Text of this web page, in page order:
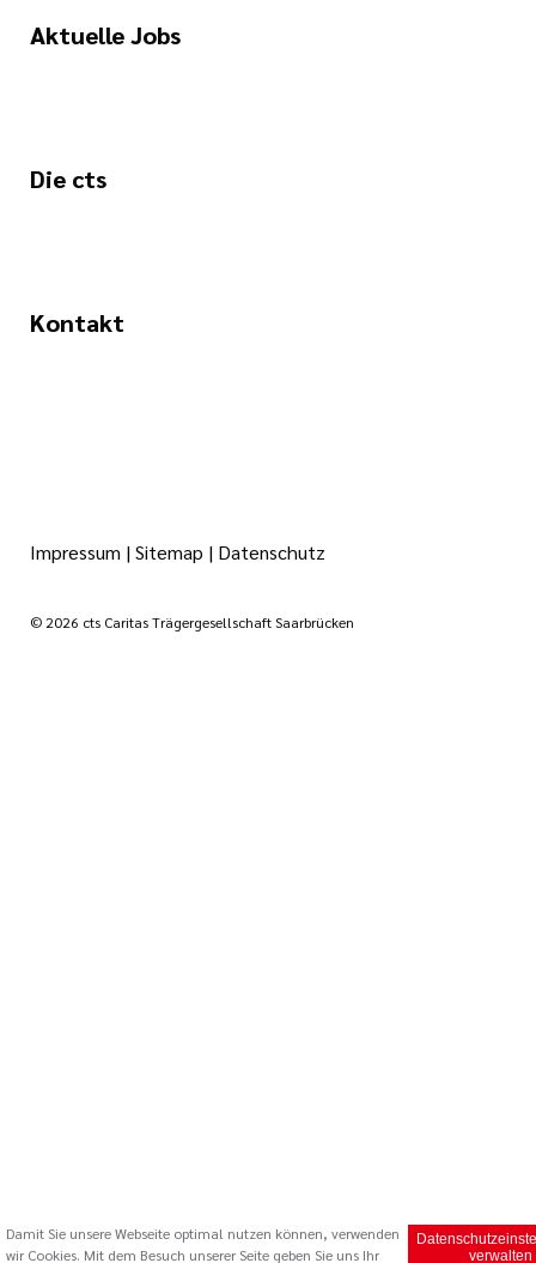
Aktuelle Jobs
Die cts
Kontakt
© 2026 cts Caritas Trägergesellschaft Saarbrücken
Impressum |Sitemap | Datenschutz
verwalten
Damit Sie unsere Webseite optimal nutzen können, verwenden
wir Cookies. Mit dem Besuch unserer Seite geben Sie uns Ihr